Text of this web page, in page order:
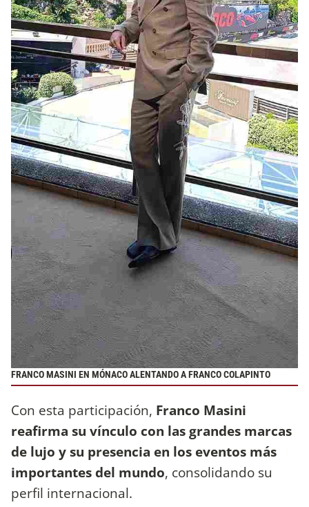
FRANCO MASINI EN MÓNACO ALENTANDO A FRANCO COLAPINTO
Con esta participación, Franco Masini
reafirma su vínculo con las grandes marcas
de lujo y su presencia en los eventos más
importantes del mundo, consolidando su
perfil internacional.